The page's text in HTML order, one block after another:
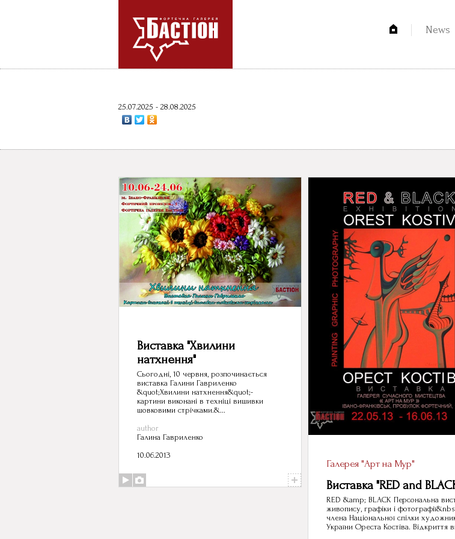
News
25.07.2025 - 28.08.2025
Виставка "Хвилини
натхнення"
Сьогодні, 10 червня, розпочинається
виставка Галини Гавриленко
&quot;Хвилини натхнення&quot;-
картини виконані в техніці вишивки
шовковими стрічками.&...
author
Галина Гавриленко
10.06.2013
Галерея "Арт на Мур"
Виставка "RED and
RED &amp; BLACK Персональна
живопису, графіки і
члена Національної спілки
України Ореста Костіва. Відкриття